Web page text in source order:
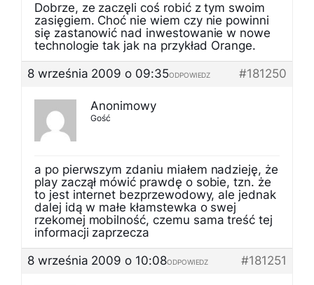
Dobrze, ze zaczęli coś robić z tym swoim
zasięgiem. Choć nie wiem czy nie powinni
się zastanowić nad inwestowanie w nowe
technologie tak jak na przykład Orange.
8 września 2009 o 09:35
#181250
ODPOWIEDZ
Anonimowy
Gość
a po pierwszym zdaniu miałem nadzieję, że
play zaczął mówić prawdę o sobie, tzn. że
to jest internet bezprzewodowy, ale jednak
dalej idą w małe kłamstewka o swej
rzekomej mobilność, czemu sama treść tej
informacji zaprzecza
8 września 2009 o 10:08
#181251
ODPOWIEDZ